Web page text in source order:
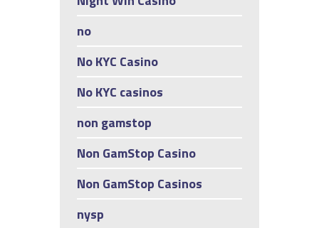
no
No KYC Casino
No KYC casinos
non gamstop
Non GamStop Casino
Non GamStop Casinos
nysp